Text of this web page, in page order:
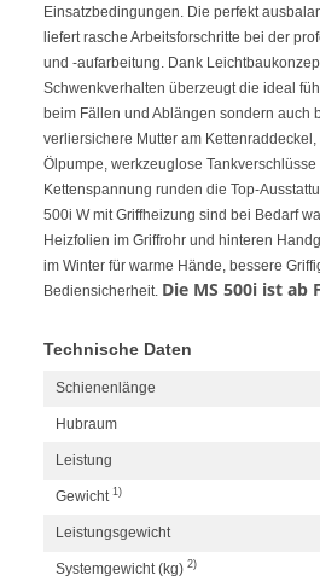
Einsatzbedingungen. Die perfekt
liefert rasche Arbeitsforschritte bei der
und -aufarbeitung. Dank
Schwenkverhalten überzeugt die ideal
beim Fällen und Ablängen sondern auch
verliersichere Mutter am
Ölpumpe, werkzeuglose
Kettenspannung runden die Top-
500i W mit Griffheizung sind bei Bedarf
Heizfolien im Griffrohr und hinteren
im Winter für warme Hände, bessere
Bediensicherheit. Die MS 500i ist ab
Technische Daten
Schienenlänge
Hubraum
Leistung
Gewicht 1)
Leistungsgewicht
Systemgewicht (kg) 2)